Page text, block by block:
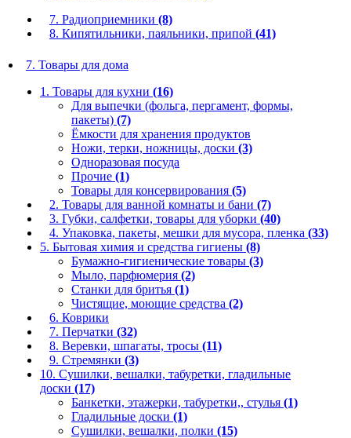
7. Радиоприемники (8)
8. Кипятильники, паяльники, припой (41)
7. Товары для дома
1. Товары для кухни (16)
Для выпечки (фольга, пергамент, формы,
пакеты) (7)
Ёмкости для хранения продуктов
Ножи, терки, ножницы, доски (3)
Одноразовая посуда
Прочие (1)
Товары для консервирования (5)
2. Товары для ванной комнаты и бани (7)
3. Губки, салфетки, товары для уборки (40)
4. Упаковка, пакеты, мешки для мусора, пленка (33)
5. Бытовая химия и средства гигиены (8)
Бумажно-гигиенические товары (3)
Мыло, парфюмерия (2)
Станки для бритья (1)
Чистящие, моющие средства (2)
6. Коврики
7. Перчатки (32)
8. Веревки, шпагаты, тросы (11)
9. Стремянки (3)
10. Сушилки, вешалки, табуретки, гладильные
доски (17)
Банкетки, этажерки, табуретки,, стулья (1)
Гладильные доски (1)
Сушилки, вешалки, полки (15)